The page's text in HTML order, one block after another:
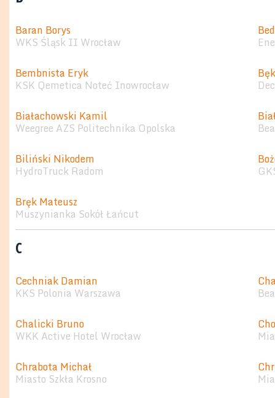
Baran Borys
WKS Śląsk II Wrocław
Bembnista Eryk
KSK Qemetica Noteć Inowrocław
Białachowski Kamil
Weegree AZS Politechnika Opolska
Biliński Nikodem
HydroTruck Radom
Bręk Mateusz
Muszynianka Sokół Łańcut
C
Cechniak Damian
KKS Polonia Warszawa
Chalicki Bruno
WKK Active Hotel Wrocław
Chrabota Michał
Miasto Szkła Krosno